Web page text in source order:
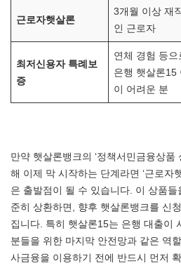
근로자햇살론
3개월 이상 재
인 근로자
최저신용자 특례보
증
연체 경험 등으
은행 햇살론15
이 어려운 분
만약 햇살론뱅크의 ‘정책서민금융상품
해 이제 막 시작하는 단계라면 ‘근로자
은 출발점이 될 수 있습니다. 이 상품
준히 상환하면, 향후 햇살론뱅크를 신
집니다. 특히 햇살론15는 은행 대출이
분들을 위한 마지막 안전망과 같은 역
사금융을 이용하기 전에 반드시 먼저